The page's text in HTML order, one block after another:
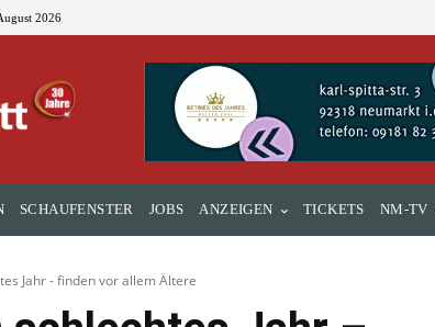
2026
SCHAUFENSTER JOBS ANZEIGEN TICKETS NM-TV
Jahr - finden vor allem Ältere